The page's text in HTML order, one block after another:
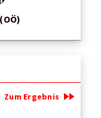
Zum Ergebnis fast_forward